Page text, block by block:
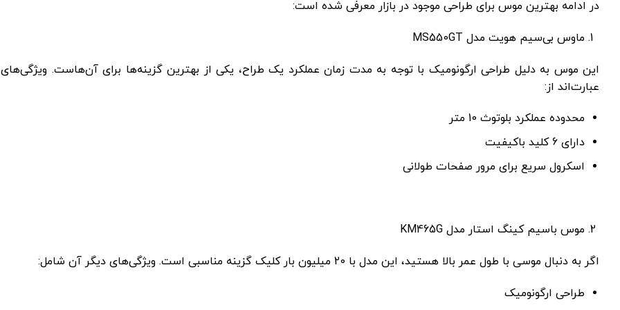
در ادامه بهترین موس‌ برای طراحی موجود در بازار معرفی شده است:
ماوس بی‌سیم هویت مدل MS550GT
این موس به دلیل طراحی ارگونومیک با توجه به مدت زمان عملکرد یک طراح، یکی از بهترین گزینه‌ها برای آن‌هاست.
عبارت‌اند از:
محدوده عملکرد بلوتوث 10 متر
دارای 6 کلید باکیفیت
اسکرول سریع برای مرور صفحات طولانی
موس باسیم کینگ استار مدل KM465G
اگر به دنبال موسی با طول عمر بالا هستید، این مدل با 20 میلیون بار کلیک گزینه مناسبی است. ویژگی‌های دیگر آن شامل:
طراحی ارگونومیک